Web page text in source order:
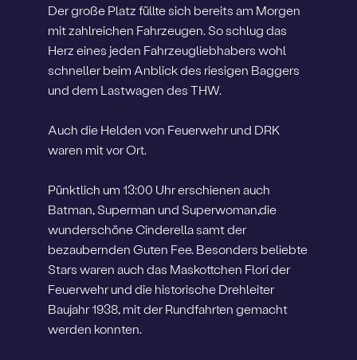
Der große Platz füllte sich bereits am Morgen
mit zahlreichen Fahrzeugen. So schlug das
Herz eines jeden Fahrzeugliebhabers wohl
schneller beim Anblick des riesigen Baggers
und dem Lastwagen des THW.
Auch die Helden von Feuerwehr und DRK
waren mit vor Ort.
Pünktlich um 13:00 Uhr erschienen auch
Batman, Superman und Superwoman,die
wunderschöne Cinderella samt der
bezaubernden Guten Fee. Besonders beliebte
Stars waren auch das Maskottchen Flori der
Feuerwehr und die historische Drehleiter
Baujahr 1938, mit der Rundfahrten gemacht
werden konnten.